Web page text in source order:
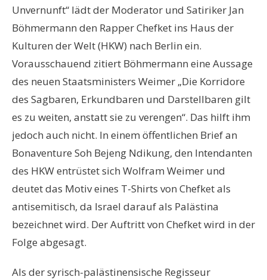
Unvernunft“ lädt der Moderator und Satiriker Jan
Böhmermann den Rapper Chefket ins Haus der
Kulturen der Welt (HKW) nach Berlin ein.
Vorausschauend zitiert Böhmermann eine Aussage
des neuen Staatsministers Weimer „Die Korridore
des Sagbaren, Erkundbaren und Darstellbaren gilt
es zu weiten, anstatt sie zu verengen“. Das hilft ihm
jedoch auch nicht. In einem öffentlichen Brief an
Bonaventure Soh Bejeng Ndikung, den Intendanten
des HKW entrüstet sich Wolfram Weimer und
deutet das Motiv eines T-Shirts von Chefket als
antisemitisch, da Israel darauf als Palästina
bezeichnet wird. Der Auftritt von Chefket wird in der
Folge abgesagt.
Als der syrisch-palästinensische Regisseur